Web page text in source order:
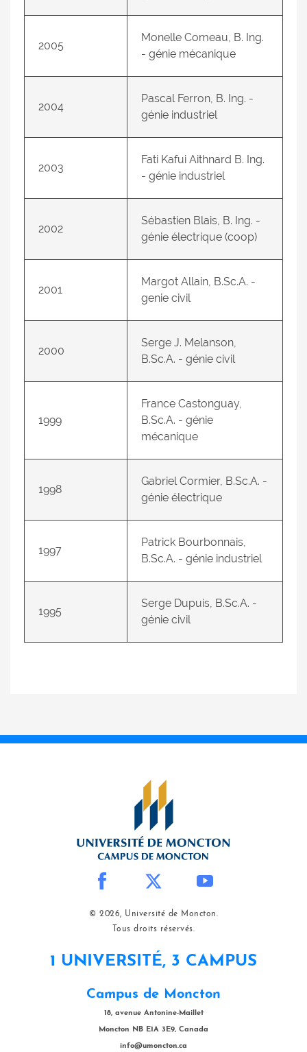
2005
Monelle Comeau, B. Ing.
- génie mécanique
2004
Pascal Ferron, B. Ing. -
génie industriel
2003
Fati Kafui Aithnard B. Ing.
- génie industriel
2002
Sébastien Blais, B. Ing. -
génie électrique (coop)
2001
Margot Allain, B.Sc.A. -
genie civil
2000
Serge J. Melanson,
B.Sc.A. - génie civil
1999
France Castonguay,
B.Sc.A. - génie
mécanique
1998
Gabriel Cormier, B.Sc.A. -
génie électrique
1997
Patrick Bourbonnais,
B.Sc.A. - génie industriel
1995
Serge Dupuis, B.Sc.A. -
génie civil
© 2026, Université de Moncton.
Tous droits réservés.
1 UNIVERSITÉ, 3 CAMPUS
Campus de Moncton
18, avenue Antonine-Maillet
Moncton NB E1A 3E9, Canada
info@umoncton.ca